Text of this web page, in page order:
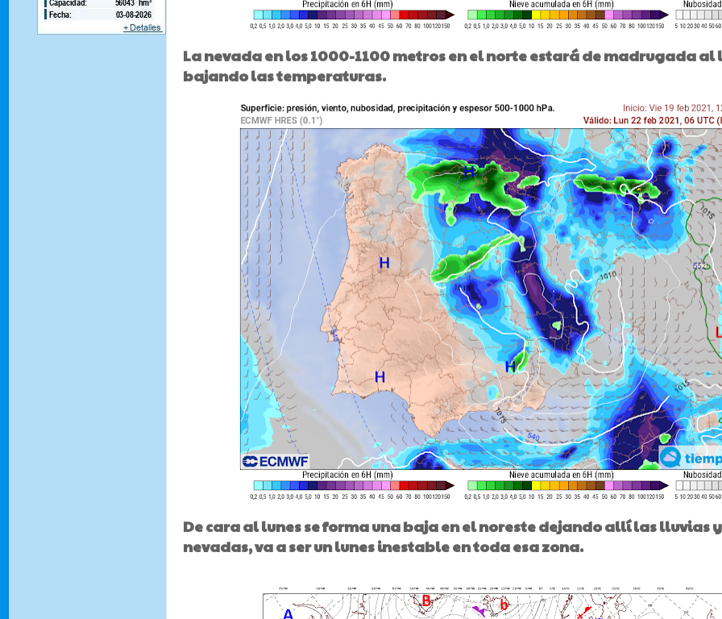
La nevada en los 1000-1100 metros en el norte estará de madrugada al
bajando las temperaturas.
De cara al lunes se forma una baja en el noreste dejando allí las lluvias
nevadas, va a ser un lunes inestable en toda esa zona.